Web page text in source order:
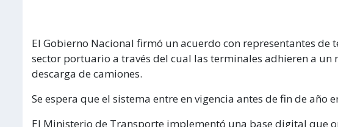
El Gobierno Nacional firmó un acuerdo con representantes
sector portuario a través del cual las terminales adhieren a un
descarga de camiones.
Se espera que el sistema entre en vigencia antes de fin de año
El Ministerio de Transporte implementó una base digital que